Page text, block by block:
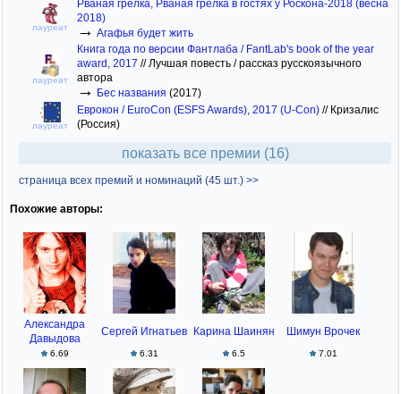
лауреат
Рваная грелка, Рваная грелка в гостях у Роскона-2018 (весна
2018)
→ Агафья будет жить
лауреат
Книга года по версии Фантлаба / FantLab's book of the year
award, 2017 //Лучшая повесть / рассказ русскоязычного
автора
→ Бес названия (2017)
лауреат
Еврокон / EuroCon (ESFS Awards), 2017 (U-Con) // Кризалис
(Россия)
показать все премии (16)
страница всех премий и номинаций (45 шт.) >>
Похожие авторы:
Александра
Давыдова
6.69
Сергей Игнатьев
6.31
Карина Шаинян
6.5
Шимун Врочек
7.01